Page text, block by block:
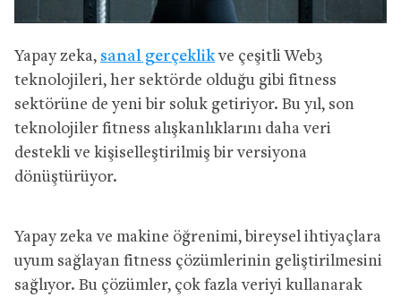
Yapay zeka, sanal gerçeklikve çeşitli Web3
teknolojileri, her sektörde olduğu gibi fitness
sektörüne de yeni bir soluk getiriyor. Bu yıl, son
teknolojiler fitness alışkanlıklarını daha veri
destekli ve kişiselleştirilmiş bir versiyona
dönüştürüyor.
Yapay zeka ve makine öğrenimi, bireysel ihtiyaçlara
uyum sağlayan fitness çözümlerinin geliştirilmesini
sağlıyor. Bu çözümler, çok fazla veriyi kullanarak